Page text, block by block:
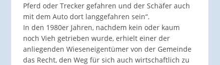
Pferd oder Trecker gefahren und der Schäfer auch
mit dem Auto dort langgefahren sein“.
In den 1980er Jahren, nachdem kein oder kaum
noch Vieh getrieben wurde, erhielt einer der
anliegenden Wieseneigentümer von der Gemeinde
das Recht, den Weg für sich auch wirtschaftlich zu